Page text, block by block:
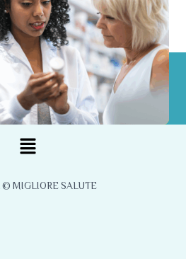
Menu
MIGLIORE SALUTE